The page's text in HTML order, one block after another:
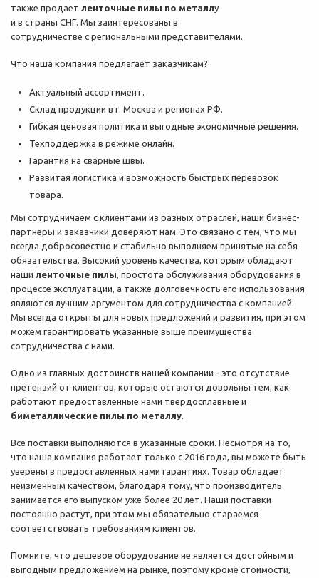
также продает ленточные пилы по металлу
и в страны СНГ. Мы заинтересованы в
сотрудничестве с региональными представителями.
Что наша компания предлагает заказчикам?
Актуальный ассортимент.
Склад продукции в г. Москва и регионах РФ.
Гибкая ценовая политика и выгодные экономичные решения.
Техподдержка в режиме онлайн.
Гарантия на сварные швы.
Развитая логистика и возможность быстрых перевозок
товара.
Мы сотрудничаем с клиентами из разных отраслей, наши бизнес-
партнеры и заказчики доверяют нам. Это связано с тем, что мы
всегда добросовестно и стабильно выполняем принятые на себя
обязательства. Высокий уровень качества, которым обладают
наши ленточные пилы, простота обслуживания оборудования в
процессе эксплуатации, а также долговечность его использования
являются лучшим аргументом для сотрудничества с компанией.
Мы всегда открыты для новых предложений и развития, при этом
можем гарантировать указанные выше преимущества
сотрудничества с нами.
Одно из главных достоинств нашей компании - это отсутствие
претензий от клиентов, которые остаются довольны тем, как
работают предоставленные нами твердосплавные и
биметаллические пилы по металлу.
Все поставки выполняются в указанные сроки. Несмотря на то,
что наша компания работает только с 2016 года, вы можете быть
уверены в предоставленных нами гарантиях. Товар обладает
неизменным качеством, благодаря тому, что производитель
занимается его выпуском уже более 20 лет. Наши поставки
постоянно растут, при этом мы обязательно стараемся
соответствовать требованиям клиентов.
Помните, что дешевое оборудование не является достойным и
выгодным предложением на рынке, поэтому кроме стоимости,